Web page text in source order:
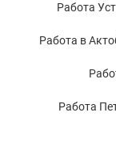
Работа
Работа в
Работа